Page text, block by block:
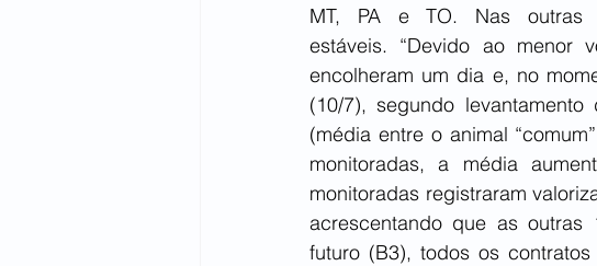
MT, PA e TO. Nas outras
estáveis. “Devido ao menor
encolheram um dia e, no
(10/7), segundo
(média entre o animal
monitoradas, a média
monitoradas registraram
acrescentando que as outras
futuro (B3), todos os